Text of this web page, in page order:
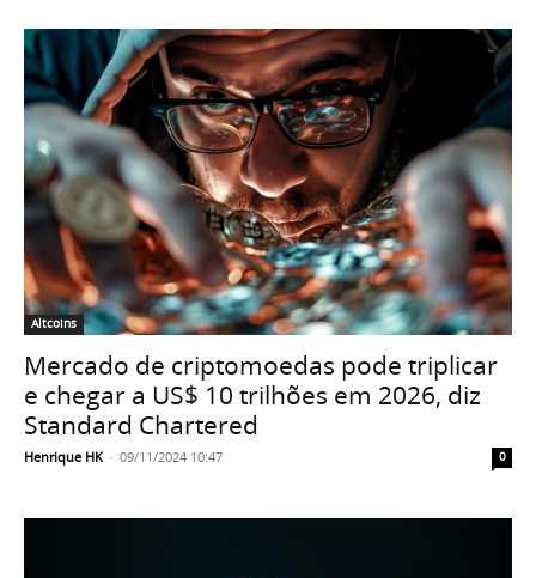
Altcoins
Mercado de criptomoedas pode triplicar
e chegar a US$ 10 trilhões em 2026, diz
Standard Chartered
Henrique HK - 09/11/2024 10:47 0